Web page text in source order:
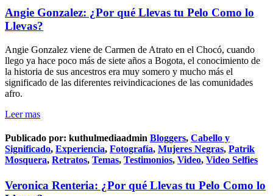
Angie Gonzalez: ¿Por qué Llevas tu Pelo Como lo
Llevas?
Angie Gonzalez viene de Carmen de Atrato en el Chocó, cuando
llego ya hace poco más de siete años a Bogota, el conocimiento de
la historia de sus ancestros era muy somero y mucho más el
significado de las diferentes reivindicaciones de las comunidades
afro.
Leer mas
Publicado por: kuthulmediaadmin Bloggers, Cabello y
Significado, Experiencia, Fotografía, Mujeres Negras, Patrik
Mosquera, Retratos, Temas, Testimonios, Video, Video Selfies
Veronica Renteria: ¿Por qué Llevas tu Pelo Como lo